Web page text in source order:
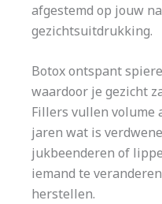
afgestemd op jouw
gezichtsuitdrukking.
Botox ontspant
waardoor je gezicht
Fillers vullen volume
jaren wat is
jukbeenderen of
iemand te
herstellen.